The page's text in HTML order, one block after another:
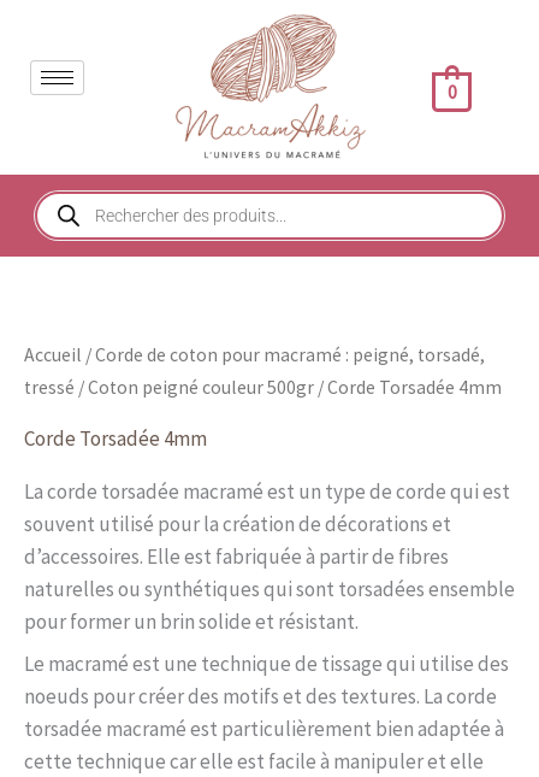
contenu
0
Recherche
de
produits
Accueil /Corde de coton pour macramé : peigné, torsadé,
tressé /Coton peigné couleur 500gr / Corde Torsadée 4mm
Corde Torsadée 4mm
La corde torsadée macramé est un type de corde qui est
souvent utilisé pour la création de décorations et
d’accessoires. Elle est fabriquée à partir de fibres
naturelles ou synthétiques qui sont torsadées ensemble
pour former un brin solide et résistant.
Le macramé est une technique de tissage qui utilise des
noeuds pour créer des motifs et des textures. La corde
torsadée macramé est particulièrement bien adaptée à
cette technique car elle est facile à manipuler et elle
plus
récent
plus
ancien